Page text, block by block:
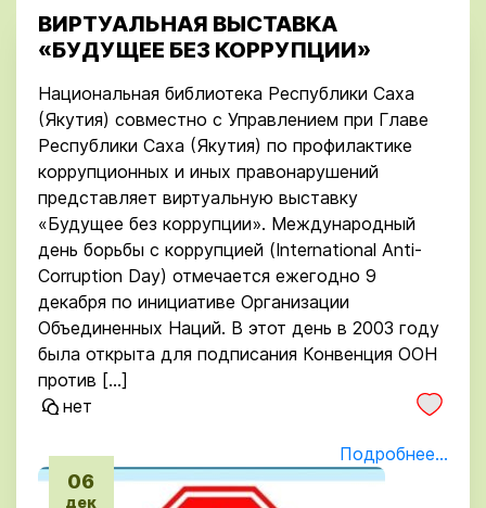
06
дек
ВИРТУАЛЬНАЯ ВЫСТАВКА
«БУДУЩЕЕ БЕЗ КОРРУПЦИИ»
Национальная библиотека Республики Саха
(Якутия) совместно с Управлением при Главе
Республики Саха (Якутия) по профилактике
коррупционных и иных правонарушений
представляет виртуальную выставку
«Будущее без коррупции». Международный
день борьбы с коррупцией (International Anti-
Corruption Day) отмечается ежегодно 9
декабря по инициативе Организации
Объединенных Наций. В этот день в 2003 году
была открыта для подписания Конвенция ООН
против […]
нет
Подробнее...